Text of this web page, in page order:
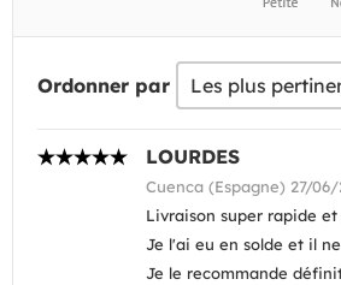
Ordonner par
LOURDES
Cuenca (Espagne) 27/06/
Livraison super rapide
Je l'ai eu en solde et il
Je le recommande